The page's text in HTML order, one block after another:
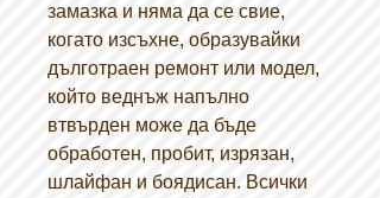
замазка и няма да се свие,
когато изсъхне, образувайки
дълготраен ремонт или модел,
който веднъж напълно
втвърден може да бъде
обработен, пробит, изрязан,
шлайфан и боядисан. Всички